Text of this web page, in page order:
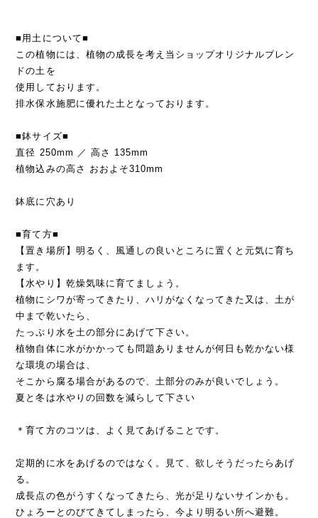
■用土について■
この植物には、植物の成長を考え当ショップオリジナルブレン
ドの土を
使用しております。
排水保水施肥に優れた土となっております。
■鉢サイズ■
直径 250mm ／ 高さ 135mm
植物込みの高さ おおよそ310mm
鉢底に穴あり
■育て方■
【置き場所】明るく、風通しの良いところに置くと元気に育ち
ます。
【水やり】乾燥気味に育てましょう。
植物にシワが寄ってきたり、ハリがなくなってきた又は、土が
中まで乾いたら、
たっぷり水を土の部分にあげて下さい。
植物自体に水がかかっても問題ありませんが何日も乾かない様
な環境の場合は、
そこから腐る場合があるので、土部分のみが良いでしょう。
夏と冬は水やりの回数を減らして下さい
＊育て方のコツは、よく見てあげることです。
定期的に水をあげるのではなく。見て、欲しそうだったらあげ
る。
成長点の色がうすくなってきたら、光が足りないサインかも。
ひょろーとのびてきてしまったら、今より明るい所へ避難。